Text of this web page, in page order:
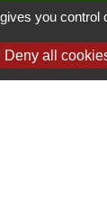
you control
Deny all